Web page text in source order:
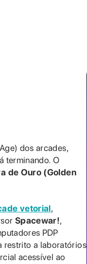
dos arcades,
terminando. O
de Ouro (Golden
vetorial,
Spacewar!,
PDP
restrito a laboratórios
acessível ao